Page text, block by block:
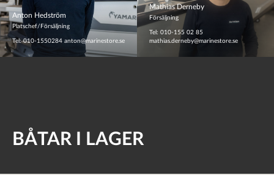
Anton Hedström
Platschef/Försäljning
Tel: 010-1550284 anton@marinestore.se
Mathias Derneby
Försäljning
Tel: 010-155 02 85
mathias.derneby@marinestore.se
BÅTAR I LAGER